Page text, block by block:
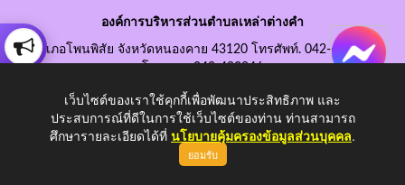
องค์การบริหารส่วนตำบลเหล่าต่างคำ
อำเภอโพนพิสัย จังหวัดหนองคาย 43120 โทรศัพท์. 042-490845
โทรสาร. 042-490846
อีเมลกลาง. saraban@laotangkham.go.th
เว็บไซต์ของเราใช้คุกกี้เพื่อพัฒนาประสิทธิภาพ และ
ประสบการณ์ที่ดีในการใช้เว็บไซต์ของท่าน ท่านสามารถ
ศึกษารายละเอียดได้ที่ นโยบายคุ้มครองข้อมูลส่วนบุคคล.
ยอมรับ